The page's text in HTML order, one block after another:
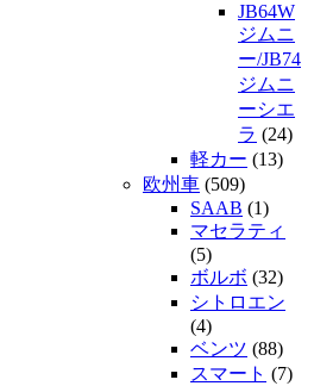
JB64W
ジムニ
ー/JB74
ジムニ
ーシエ
ラ (24)
軽カー (13)
欧州車 (509)
SAAB (1)
マセラティ
(5)
ボルボ (32)
シトロエン
(4)
ベンツ (88)
スマート (7)